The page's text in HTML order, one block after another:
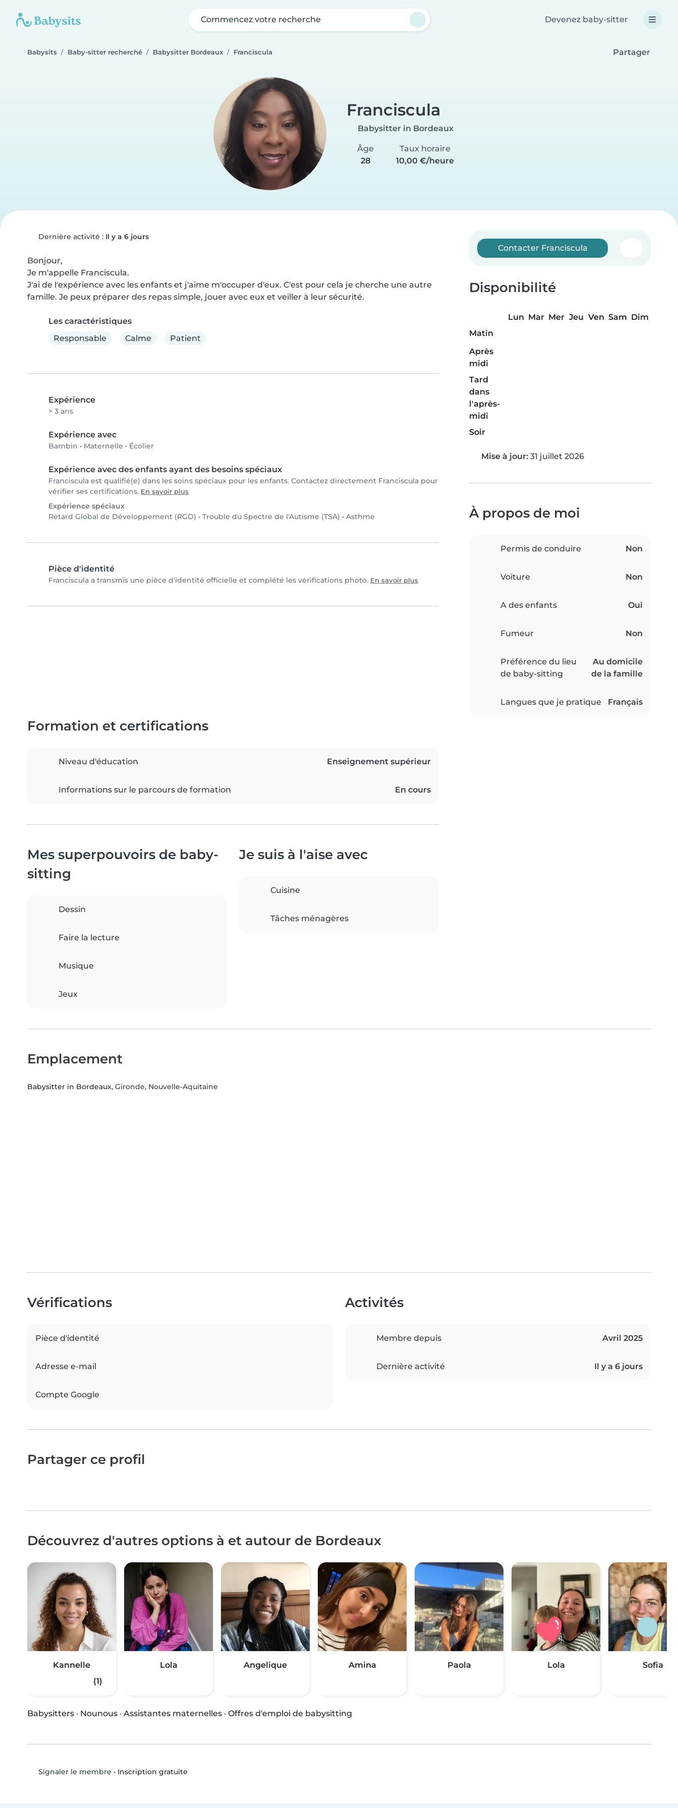
Commencez votre recherche Devenez baby-sitter
Babysits Baby-sitter recherché Babysitter Bordeaux Franciscula Partager
Franciscula
Babysitter in Bordeaux
Âge
28
Taux horaire
10,00 €/heure
Dernière activité : Il y a 6 jours
Bonjour,
Je m'appelle Franciscula.
J'ai de l'expérience avec les enfants et j'aime m'occuper d'eux. C'est pour cela je cherche une autre
famille. Je peux préparer des repas simple, jouer avec eux et veiller à leur sécurité.
Les caractéristiques
Responsable
Calme Patient
Expérience
> 3 ans
Expérience avec
Bambin • Maternelle • Écolier
Expérience avec des enfants ayant des besoins spéciaux
Franciscula est qualifié(e) dans les soins spéciaux pour les enfants. Contactez directement Franciscula pour
vérifier ses certifications. En savoir plus
Expérience spéciaux
Retard Global de Développement (RGD) • Trouble du Spectre de l'Autisme (TSA) • Asthme
Pièce d'identité
Franciscula a transmis une pièce d'identité officielle et complété les vérifications photo. En savoir plus
Contacter Franciscula
Disponibilité
Lun Mar Mer Jeu Ven Sam Dim
Matin
Après
midi
Tard
dans
l'après-
midi
Soir
Mise à jour: 31 juillet 2026
À propos de moi
Permis de conduire Non
Voiture Non
A des enfants Oui
Fumeur Non
Préférence du lieu
de baby-sitting
Au domicile
de la famille
Langues que je pratique Français
Formation et certifications
Niveau d'éducation Enseignement supérieur
Informations sur le parcours de formation En cours
Mes superpouvoirs de baby-
sitting
Dessin
Faire la lecture
Musique
Jeux
Je suis à l'aise avec
Cuisine
Tâches ménagères
Emplacement
Babysitter in Bordeaux, Gironde, Nouvelle-Aquitaine
Vérifications
Pièce d'identité
Adresse e-mail
Compte Google
Activités
Membre depuis Avril 2025
Dernière activité Il y a 6 jours
Partager ce profil
Découvrez d'autres options à et autour de Bordeaux
Kannelle
(1)
Lola Angelique Amina Paola Lola
Sofia
Babysitters · Nounous · Assistantes maternelles · Offres d'emploi de babysitting
Signaler le membre • Inscription gratuite